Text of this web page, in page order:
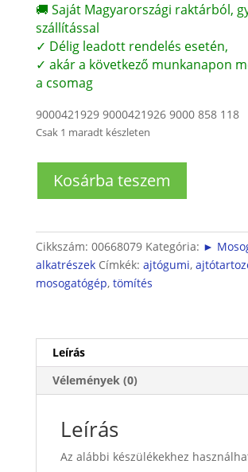
🚚 Saját Magyarországi raktárból,
szállítással
✓ Délig leadott rendelés esetén,
✓ akár a következő munkanapon
a csomag
9000421929 9000421926 9000 858 118
Csak 1 maradt készleten
Siemens
alsó
ajtótömítés
SMS/SMI/SMU
Kosárba teszem
Cikkszám: 00668079 Kategória: ►
alkatrészek Címkék: ajtógumi,
mosogatógép, tömítés
Leírás
Vélemények (0)
Leírás
Az alábbi készülékekhez